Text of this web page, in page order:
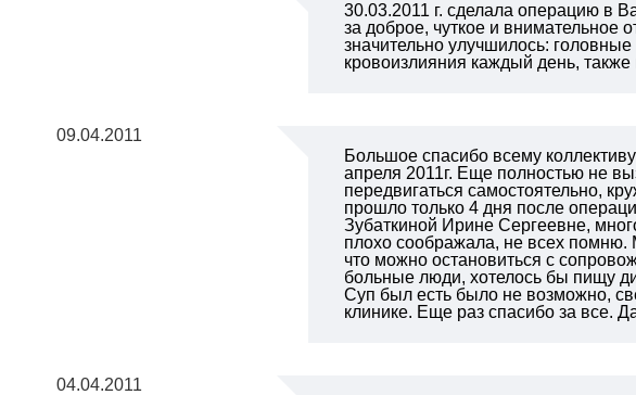
30.03.2011 г. сделала операцию в
за доброе, чуткое и внимательное
значительно улучшилось:
кровоизлияния каждый день, также
09.04.2011
Большое спасибо всему
апреля 2011г. Еще полностью не
передвигаться самостоятельно,
прошло только 4 дня после
Зубаткиной Ирине Сергеевне,
плохо соображала, не всех
что можно остановиться с
больные люди, хотелось бы пищу
Суп был есть было не возможно,
клинике. Еще раз спасибо за все.
04.04.2011